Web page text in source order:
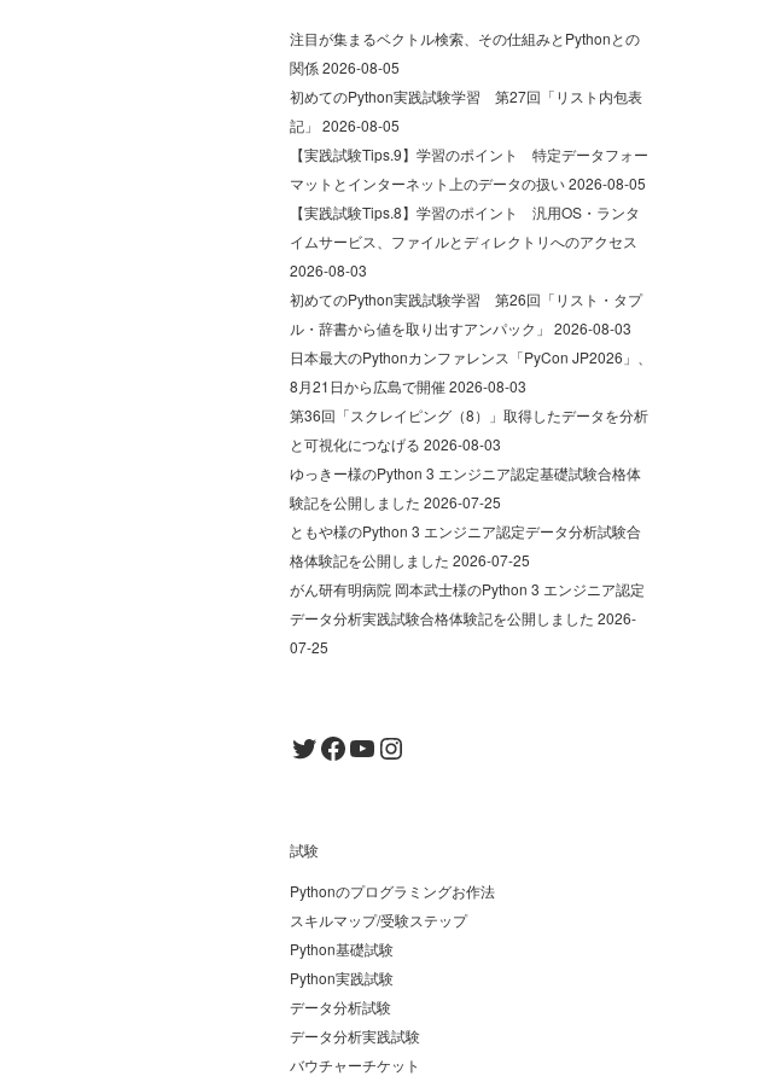
注目が集まるベクトル検索、その仕組みとPythonとの
関係2026-08-05
初めてのPython実践試験学習 第27回「リスト内包表
記」 2026-08-05
【実践試験Tips.9】学習のポイント 特定データフォー
マットとインターネット上のデータの扱い2026-08-05
【実践試験Tips.8】学習のポイント 汎用OS・ランタ
イムサービス、ファイルとディレクトリへのアクセス
2026-08-03
初めてのPython実践試験学習 第26回「リスト・タプ
ル・辞書から値を取り出すアンパック」 2026-08-03
日本最大のPythonカンファレンス「PyCon JP2026」、
8月21日から広島で開催2026-08-03
第36回「スクレイピング（8）」取得したデータを分析
と可視化につなげる 2026-08-03
ゆっきー様のPython 3 エンジニア認定基礎試験合格体
験記を公開しました 2026-07-25
ともや様のPython 3 エンジニア認定データ分析試験合
格体験記を公開しました 2026-07-25
がん研有明病院 岡本武士様のPython 3 エンジニア認定
データ分析実践試験合格体験記を公開しました 2026-
07-25
Twitter
Facebook
YouTube
Instagram
試験
Pythonのプログラミングお作法
スキルマップ/受験ステップ
Python基礎試験
Python実践試験
データ分析試験
データ分析実践試験
バウチャーチケット